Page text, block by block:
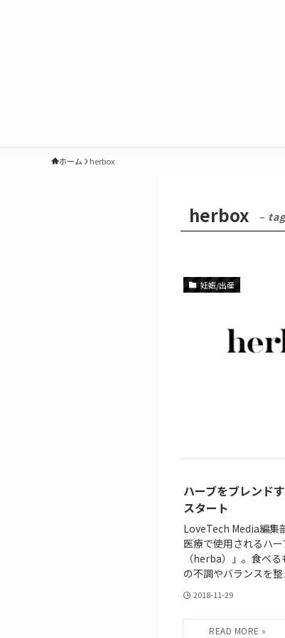
ホーム herbox
herbox –
妊娠/出産
ハーブをブレンド
スタート
LoveTech Media編集
医療で使用されるハ
（herba）」。食べ
の不調やバランスを整
2018-11-29